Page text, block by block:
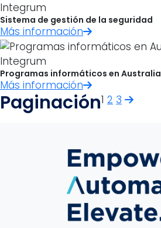
Integrum
Sistema de gestión de la seguridad
Más información
Integrum
Programas informáticos en Australia
Más información
Paginación1 2 3